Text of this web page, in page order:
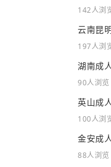
142人浏
云南昆
197人浏
湖南成
90人浏览
英山成
100人浏
金安成
88人浏览